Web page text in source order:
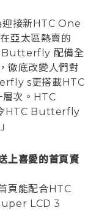
迎接新HTC One
亞太區熱賣的
Butterfly 配備全
徹底改變人們對
s更搭載HTC
次。HTC
HTC Butterfly
上喜愛的首頁資
頁能配合HTC
LCD 3